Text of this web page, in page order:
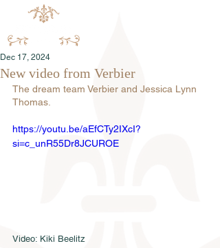
New video from Verbier
Dec 17, 2024
The dream team Verbier and Jessica Lynn
Thomas.
https://youtu.be/aEfCTy2IXcI?
si=c_unR55Dr8JCUROE
Video: Kiki Beelitz